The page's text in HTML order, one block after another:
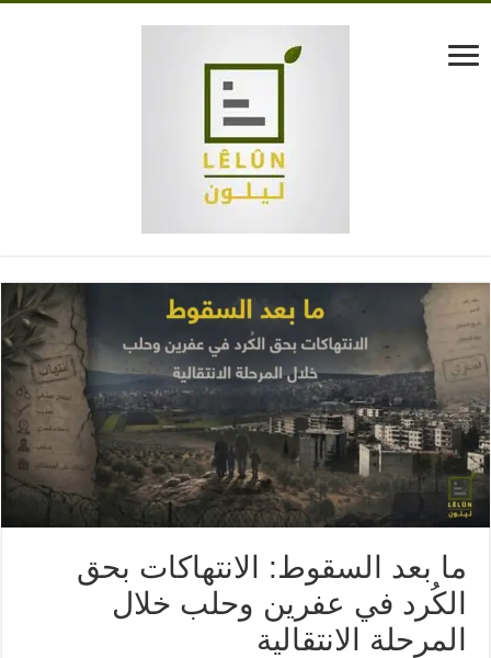
ما بعد السقوط: الانتهاكات بحق
الكُرد في عفرين وحلب خلال
المرحلة الانتقالية